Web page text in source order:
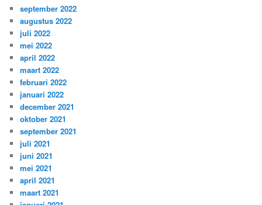
september 2022
augustus 2022
juli 2022
mei 2022
april 2022
maart 2022
februari 2022
januari 2022
december 2021
oktober 2021
september 2021
juli 2021
juni 2021
mei 2021
april 2021
maart 2021